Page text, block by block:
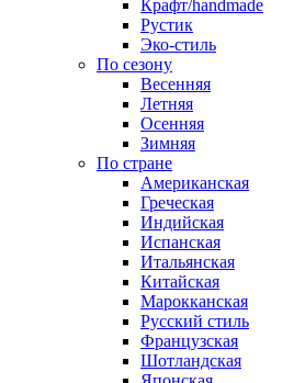
Крафт/handmade
Рустик
Эко-стиль
По сезону
Весенняя
Летняя
Осенняя
Зимняя
По стране
Американская
Греческая
Индийская
Испанская
Итальянская
Китайская
Марокканская
Русский стиль
Французская
Шотландская